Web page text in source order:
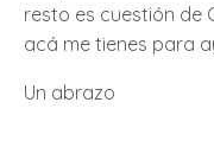
resto es cuestión de
acá me tienes para
Un abrazo